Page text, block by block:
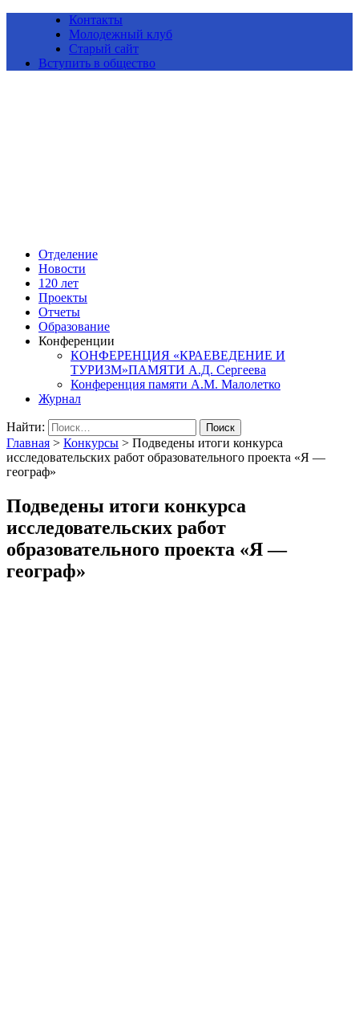
Контакты
Молодежный клуб
Старый сайт
Вступить в общество
Отделение
Новости
120 лет
Проекты
Отчеты
Образование
Конференции
КОНФЕРЕНЦИЯ «КРАЕВЕДЕНИЕ И
ТУРИЗМ»ПАМЯТИ А.Д. Сергеева
Конференция памяти А.М. Малолетко
Журнал
Найти:
Главная > Конкурсы > Подведены итоги конкурса
исследовательских работ образовательного проекта «Я —
географ»
Подведены итоги конкурса
исследовательских работ
образовательного проекта «Я —
географ»